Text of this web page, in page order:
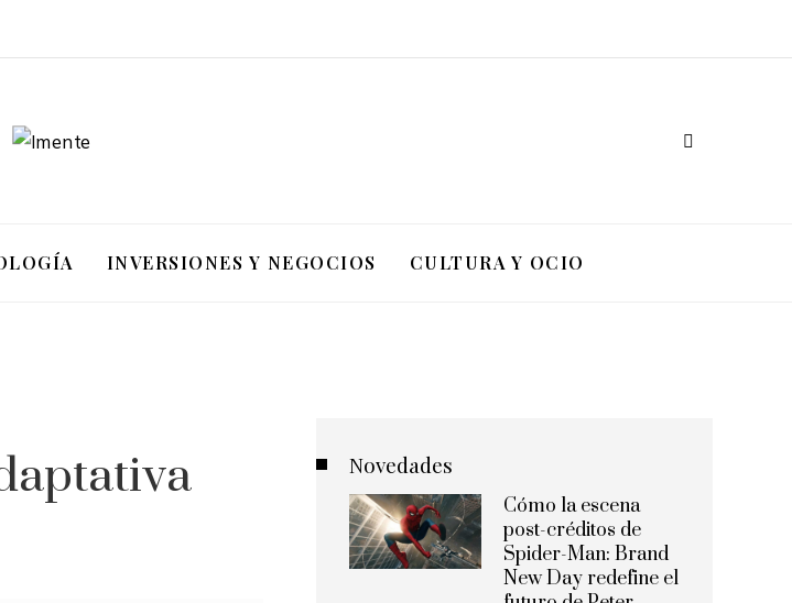
INVERSIONES Y NEGOCIOS CULTURA Y OCIO
Novedades
Cómo la escena
post-créditos de
Spider-Man: Brand
New Day redefine el